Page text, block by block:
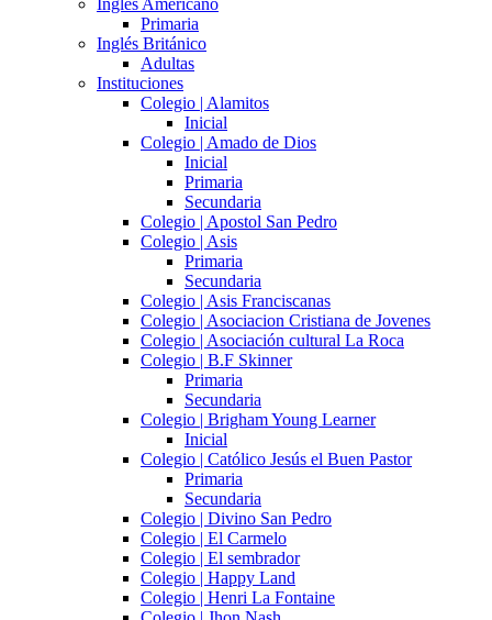
Inglés Americano
Primaria
Inglés Británico
Adultas
Instituciones
Colegio | Alamitos
Inicial
Colegio | Amado de Dios
Inicial
Primaria
Secundaria
Colegio | Apostol San Pedro
Colegio | Asis
Primaria
Secundaria
Colegio | Asis Franciscanas
Colegio | Asociacion Cristiana de Jovenes
Colegio | Asociación cultural La Roca
Colegio | B.F Skinner
Primaria
Secundaria
Colegio | Brigham Young Learner
Inicial
Colegio | Católico Jesús el Buen Pastor
Primaria
Secundaria
Colegio | Divino San Pedro
Colegio | El Carmelo
Colegio | El sembrador
Colegio | Happy Land
Colegio | Henri La Fontaine